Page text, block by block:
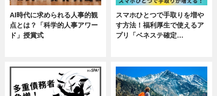
AI時代に求められる人事的観
点とは？「科学的人事アワー
ド」授賞式
スマホひとつで手取りを増や
す方法！福利厚生で使えるア
プリ「ベネステ確定…